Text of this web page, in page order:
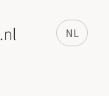
NL